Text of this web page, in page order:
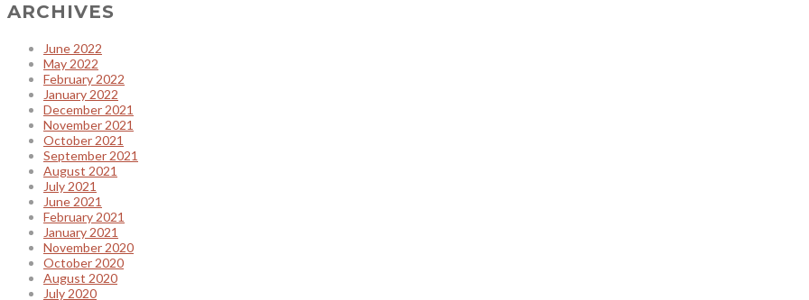
ARCHIVES
June 2022
May 2022
February 2022
January 2022
December 2021
November 2021
October 2021
September 2021
August 2021
July 2021
June 2021
February 2021
January 2021
November 2020
October 2020
August 2020
July 2020